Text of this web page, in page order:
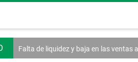
liquidez y baja en las ventas afectan a las